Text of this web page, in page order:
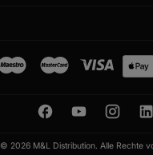
© 2026 M&L Distribution. Alle Rechte